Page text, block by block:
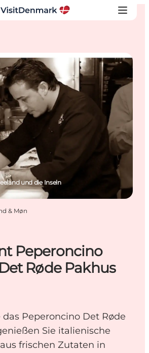
Peperoncino
Røde Pakhus
das Peperoncino Det Røde
Sie italienische
frischen Zutaten in
und die Inseln
& Møn